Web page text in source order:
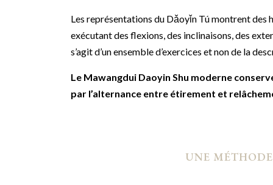
Les représentations du Dǎoyǐn Tú montrent des
exécutant des flexions, des inclinaisons, des
s’agit d’un ensemble d’exercices et non de la
Le Mawangdui Daoyin Shu moderne
par l’alternance entre étirement et
UNE